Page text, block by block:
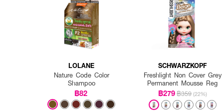
LOLANE
Nature Code Color
Shampoo
฿82
SCHWARZKOPF
Freshlight Non Cover Grey
Permanent Mousse Reg
฿279฿359 (22%)